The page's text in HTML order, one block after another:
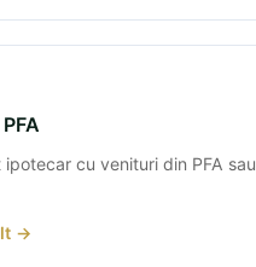
cu venituri din PFA sau
→